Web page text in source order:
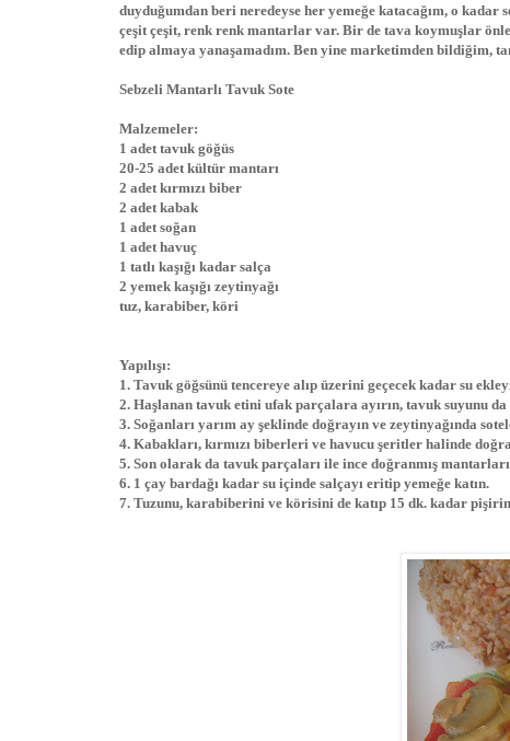
duyduğumdan beri neredeyse her yemeğe katacağım, o
çeşit çeşit, renk renk mantarlar var. Bir de tava koymuşlar
edip almaya yanaşamadım. Ben yine marketimden bildiğim,
Sebzeli Mantarlı Tavuk Sote
Malzemeler:
1 adet tavuk göğüs
20-25 adet kültür mantarı
2 adet kırmızı biber
2 adet kabak
1 adet soğan
1 adet havuç
1 tatlı kaşığı kadar salça
2 yemek kaşığı zeytinyağı
tuz, karabiber, köri
Yapılışı:
1. Tavuk göğsünü tencereye alıp üzerini geçecek kadar su
2. Haşlanan tavuk etini ufak parçalara ayırın, tavuk suyunu
3. Soğanları yarım ay şeklinde doğrayın ve zeytinyağında
4. Kabakları, kırmızı biberleri ve havucu şeritler halinde
5. Son olarak da tavuk parçaları ile ince doğranmış
6. 1 çay bardağı kadar su içinde salçayı eritip yemeğe katın.
7. Tuzunu, karabiberini ve körisini de katıp 15 dk. kadar